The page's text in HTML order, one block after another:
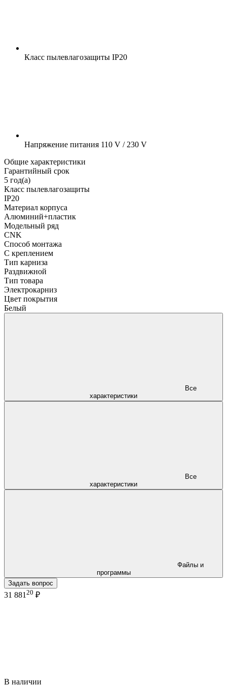
Класс пылевлагозащиты IP20
Напряжение питания 110 V / 230 V
Общие характеристики
Гарантийный срок
5 год(а)
Класс пылевлагозащиты
IP20
Материал корпуса
Алюминий+пластик
Модельный ряд
CNK
Способ монтажа
С креплением
Тип карниза
Раздвижной
Тип товара
Электрокарниз
Цвет покрытия
Белый
характеристики
характеристики
программы
Задать вопрос
31 881 20 ₽
В наличии